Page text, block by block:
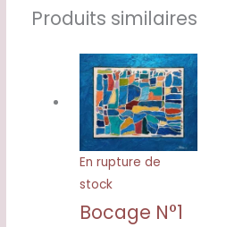
Produits similaires
En rupture de
stock
Bocage N°1